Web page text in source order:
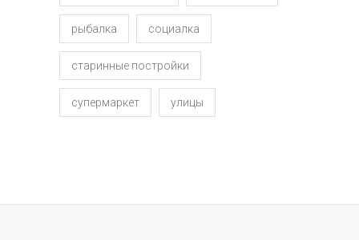
рыбалка социалка
старинные постройки
супермаркет улицы